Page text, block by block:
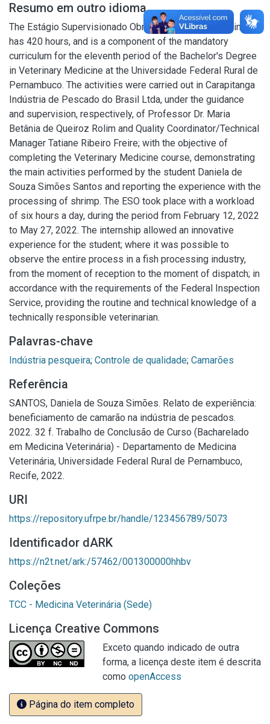
Resumo em outro idioma
The Estágio Supervisionado Obrigatório (ESO) discipline
has 420 hours, and is a component of the mandatory
curriculum for the eleventh period of the Bachelor's Degree
in Veterinary Medicine at the Universidade Federal Rural de
Pernambuco. The activities were carried out in Carapitanga
Indústria de Pescado do Brasil Ltda, under the guidance
and supervision, respectively, of Professor Dr. Maria
Betânia de Queiroz Rolim and Quality Coordinator/Technical
Manager Tatiane Ribeiro Freire; with the objective of
completing the Veterinary Medicine course, demonstrating
the main activities performed by the student Daniela de
Souza Simões Santos and reporting the experience with the
processing of shrimp. The ESO took place with a workload
of six hours a day, during the period from February 12, 2022
to May 27, 2022. The internship allowed an innovative
experience for the student; where it was possible to
observe the entire process in a fish processing industry,
from the moment of reception to the moment of dispatch; in
accordance with the requirements of the Federal Inspection
Service, providing the routine and technical knowledge of a
technically responsible veterinarian.
Palavras-chave
Indústria pesqueira; Controle de qualidade; Camarões
Referência
SANTOS, Daniela de Souza Simões. Relato de experiência:
beneficiamento de camarão na indústria de pescados.
2022. 32 f. Trabalho de Conclusão de Curso (Bacharelado
em Medicina Veterinária) - Departamento de Medicina
Veterinária, Universidade Federal Rural de Pernambuco,
Recife, 2022.
URI
https://repository.ufrpe.br/handle/123456789/5073
Identificador dARK
https://n2t.net/ark:/57462/001300000hhbv
Coleções
TCC - Medicina Veterinária (Sede)
Licença Creative Commons
Exceto quando indicado de outra
forma, a licença deste item é descrita
como openAccess
Página do item completo